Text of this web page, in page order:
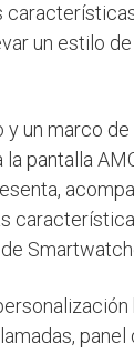
un estilo
y un marco
pantalla
panel